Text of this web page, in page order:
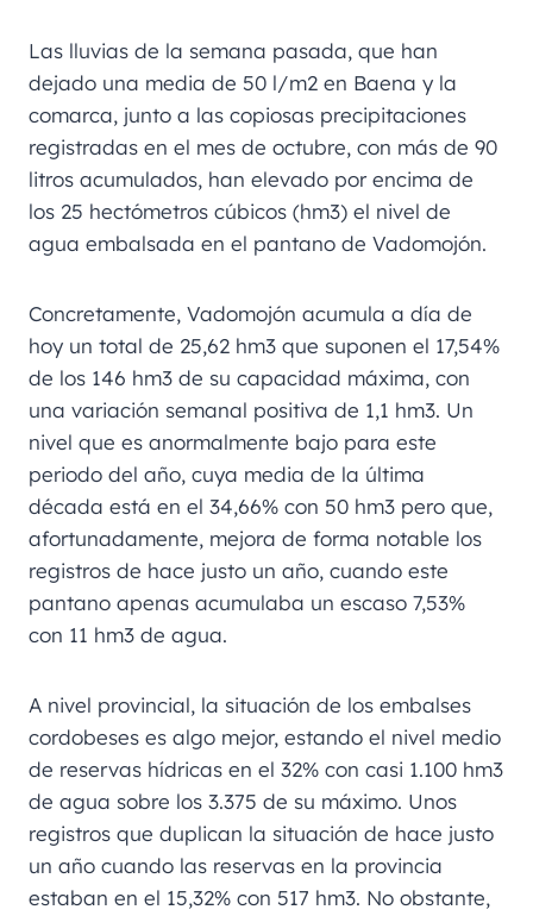
Las lluvias de la semana pasada, que han
dejado una media de 50 l/m2 en Baena y la
comarca, junto a las copiosas precipitaciones
registradas en el mes de octubre, con más de 90
litros acumulados, han elevado por encima de
los 25 hectómetros cúbicos (hm3) el nivel de
agua embalsada en el pantano de Vadomojón.
Concretamente, Vadomojón acumula a día de
hoy un total de 25,62 hm3 que suponen el 17,54%
de los 146 hm3 de su capacidad máxima, con
una variación semanal positiva de 1,1 hm3. Un
nivel que es anormalmente bajo para este
periodo del año, cuya media de la última
década está en el 34,66% con 50 hm3 pero que,
afortunadamente, mejora de forma notable los
registros de hace justo un año, cuando este
pantano apenas acumulaba un escaso 7,53%
con 11 hm3 de agua.
A nivel provincial, la situación de los embalses
cordobeses es algo mejor, estando el nivel medio
de reservas hídricas en el 32% con casi 1.100 hm3
de agua sobre los 3.375 de su máximo. Unos
registros que duplican la situación de hace justo
un año cuando las reservas en la provincia
estaban en el 15,32% con 517 hm3. No obstante,